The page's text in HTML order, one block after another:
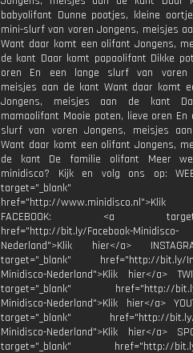
babyolifant Dunne pootjes, kleine
mini-slurf van voren Jongens, meisjes
Want daar komt een olifant Jongens,
de kant Daar komt papaolifant Dikke
oren En een lange slurf van voren
meisjes aan de kant Want daar komt
Jongens, meisjes aan de kant
mamaolifant Mooie poten, lieve oren En
slurf van voren Jongens, meisjes
Want daar komt een olifant Jongens,
de kant De familie olifant Meer
minidisco? Kijk en volg ons op:
target="_blank"
href="http://www.minidisco.nl">Klik
FACEBOOK: <a
href="http://bit.ly/Facebook-Minidisco-
Nederland">Klik hier</a>
target="_blank" href="http://bit.ly/
Minidisco-Nederland">Klik hier</a>
target="_blank" href="http://
Minidisco-Nederland">Klik hier</a>
target="_blank" href="http://bit.ly/
Minidisco-Nederland">Klik hier</a>
target="_blank" href="http://